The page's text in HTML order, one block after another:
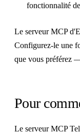
fonctionnalité
Le serveur MCP
Configurez-le une
que vous préférez
Pour
Le serveur MCP